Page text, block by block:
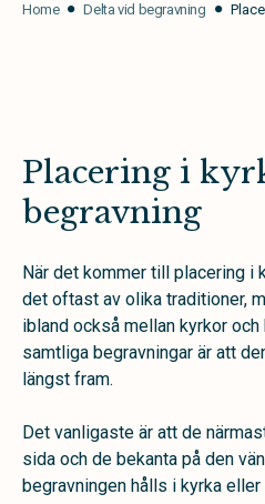
Home Delta vid begravning
Placering i
begravning
När det kommer till placering i
det oftast av olika traditioner,
ibland också mellan kyrkor och
samtliga begravningar är att
längst fram.
Det vanligaste är att de
sida och de bekanta på den
begravningen hålls i kyrka eller